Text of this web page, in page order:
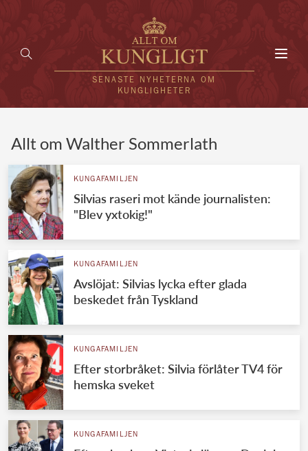
SENASTE NYHETERNA OM
KUNGLIGHETER
UTLÄNDSKT
VÄRLDENS KUNGAHUS
Svenska kungahuset
Brittiska kungahuset
Danska kungahuset
REDAKTION
Allt om Walther Sommerlath
KUNGAFAMILJEN
Silvias raseri mot kände journalisten:
"Blev yxtokig!"
KUNGAFAMILJEN
Avslöjat: Silvias lycka efter glada
beskedet från Tyskland
KUNGAFAMILJEN
Efter storbråket: Silvia förlåter TV4 för
hemska sveket
KUNGAFAMILJEN